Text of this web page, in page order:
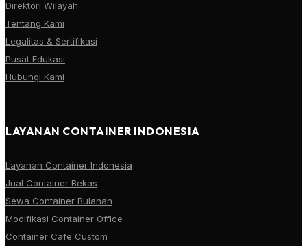
Direktori Wilayah
Tentang Kami
Legalitas & Sertifikasi
Pusat Edukasi
Hubungi Kami
LAYANAN CONTAINER INDONESIA
Layanan Container Indonesia
Jual Container Bekas
Sewa Container Bulanan
Modifikasi Container Office
Container Cafe Custom